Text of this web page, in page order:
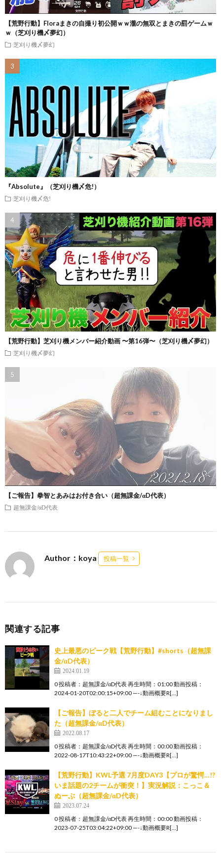
【荒野行動】Floraまきの自撮り初公開ｗｗ瀧の無双とまきの罰ゲームｗ
ｗ（芝刈り機〆夢幻）
芝刈り機〆夢幻
『Absolute』（芝刈り機〆危!）
芝刈り機〆危!
【荒野行動】芝刈り機メンバー紹介動画 〜第16弾〜（芝刈り機〆夢幻）
芝刈り機〆夢幻
【ご報告】拳智とあみはお付き合い（超無課金/αD代表）
超無課金/αD代表
Author：koya 投稿一覧
関連する記事
史上最悪のピーク戦【荒野行動】#shorts（超無課
金/αD代表）
2024.01.19
0 投稿者：超無課金/αD代表 再生時間：01:00 動画投稿：
2024-01-20T02:00:15+09:00 —-↓動画概要R[…]
【ご報告】ぼると二人でチーム組むことになりまし
た（超無課金/αD代表）
2022.08.17
0 投稿者：超無課金/αD代表 再生時間：00:00 動画投稿：
2022-08-17T10:43:22+09:00 —-↓動画概要R[…]
【荒野行動】KWL予選 7月度DAY3【プロが驚愕…!?
いま話題の2チームが衝突！】実況解説：こっこ＆
ぬーぶ（超無課金/αD代表）
2023.07.24
0 投稿者：超無課金/αD代表 再生時間：00:00 動画投稿：
2023-07-25T03:04:22+09:00 —-↓動画概要R[…]